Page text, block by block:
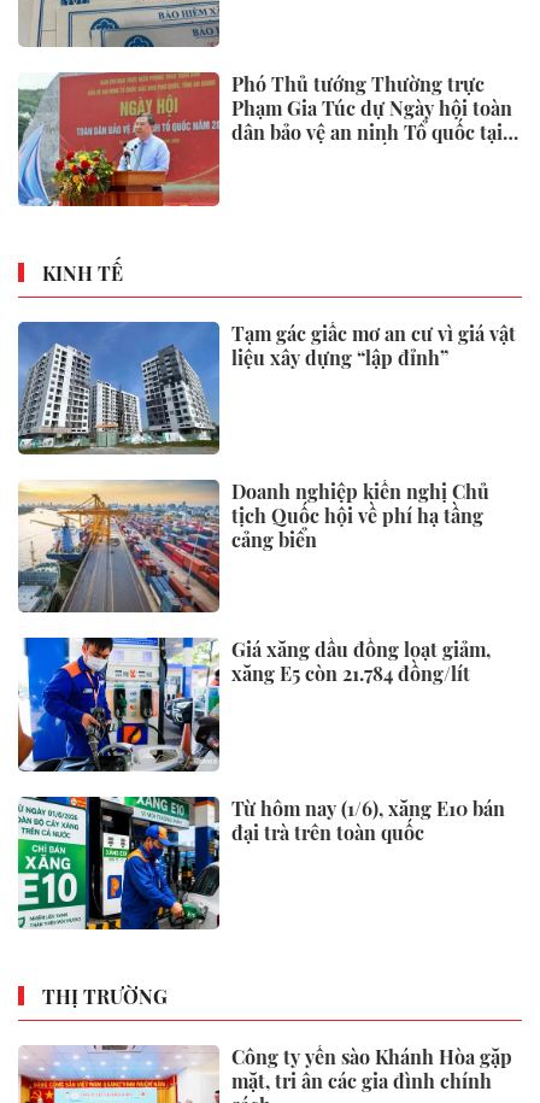
Phó Thủ tướng Thường trực
Phạm Gia Túc dự Ngày hội toàn
dân bảo vệ an ninh Tổ quốc tại
KINH TẾ
Tạm gác giấc mơ an cư vì giá vật
liệu xây dựng “lập đỉnh”
Doanh nghiệp kiến nghị Chủ
tịch Quốc hội về phí hạ tầng
cảng biển
Giá xăng dầu đồng loạt giảm,
xăng E5 còn 21.784 đồng/lít
Từ hôm nay (1/6), xăng E10 bán
đại trà trên toàn quốc
THỊ TRƯỜNG
Công ty yến sào Khánh Hòa gặp
mặt, tri ân các gia đình chính